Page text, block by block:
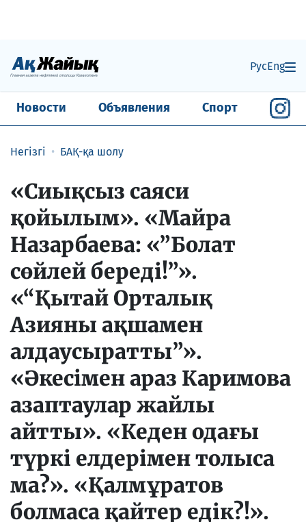
РусEng
Новости Объявления Спорт
Негізгі БАҚ-қа шолу
«Сиықсыз саяси
қойылым». «Майра
Назарбаева: «”Болат
сөйлей бередi!”».
«“Қытай Орталық
Азияны ақшамен
алдаусыратты”».
«Әкесімен араз Каримова
азаптаулар жайлы
айтты». «Кеден одағы
түркі елдерімен толыса
ма?». «Қалмұратов
болмаса қайтер едiк?!».